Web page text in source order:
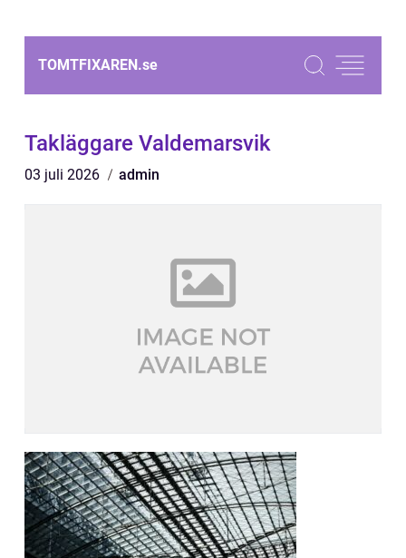
TOMTFIXAREN.se
Takläggare Valdemarsvik
03 juli 2026 admin